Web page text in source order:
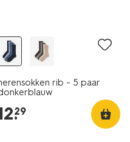
rib - 5 paar
.
29